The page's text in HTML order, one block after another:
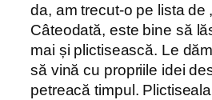
da, am trecut-o pe lista de
Câteodată, este bine să
mai și plictisească. Le
să vină cu propriile idei
petreacă timpul.